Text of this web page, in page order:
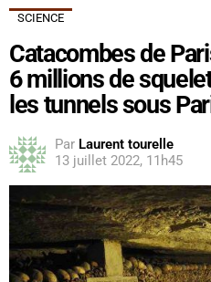
SCIENCE
Catacombes de
6 millions de
les tunnels sous
Par Laurent tourelle
13 juillet 2022, 11h45